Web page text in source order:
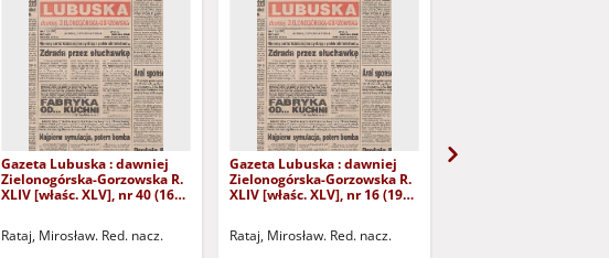
Gazeta Lubuska : dawniej
Zielonogórska-Gorzowska R.
XLIV [właśc. XLV], nr 40 (16
Rataj, Mirosław. Red. nacz.
Gazeta Lubuska : dawniej
Zielonogórska-Gorzowska R.
XLIV [właśc. XLV], nr 16 (19
Rataj, Mirosław. Red. nacz.